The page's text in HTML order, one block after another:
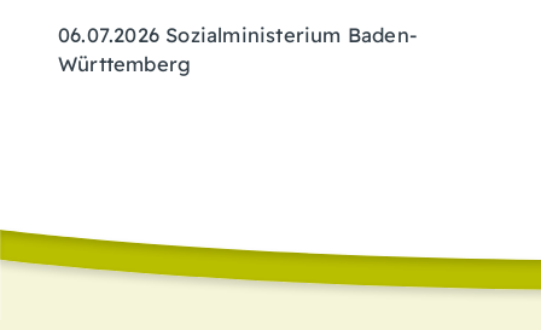
06.07.2026 Sozialministerium Baden-
Württemberg